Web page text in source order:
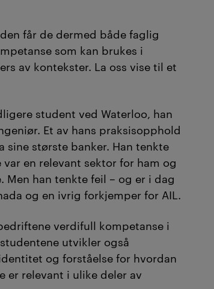
får de dermed både faglig
som kan brukes i
av kontekster. La oss vise til et
student ved Waterloo, han
Et av hans praksisopphold
sine største banker. Han tenkte
en relevant sektor for ham og
Men han tenkte feil – og er i dag
og en ivrig forkjemper for AIL.
verdifull kompetanse i
utvikler også
og forståelse for hvordan
er relevant i ulike deler av